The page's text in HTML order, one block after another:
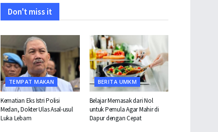
Don't miss it
TEMPAT MAKAN
Kematian Eks Istri Polisi
Medan, Dokter Ulas Asal-usul
Luka Lebam
BERITA UMKM
Belajar Memasak dari Nol
untuk Pemula Agar Mahir di
Dapur dengan Cepat